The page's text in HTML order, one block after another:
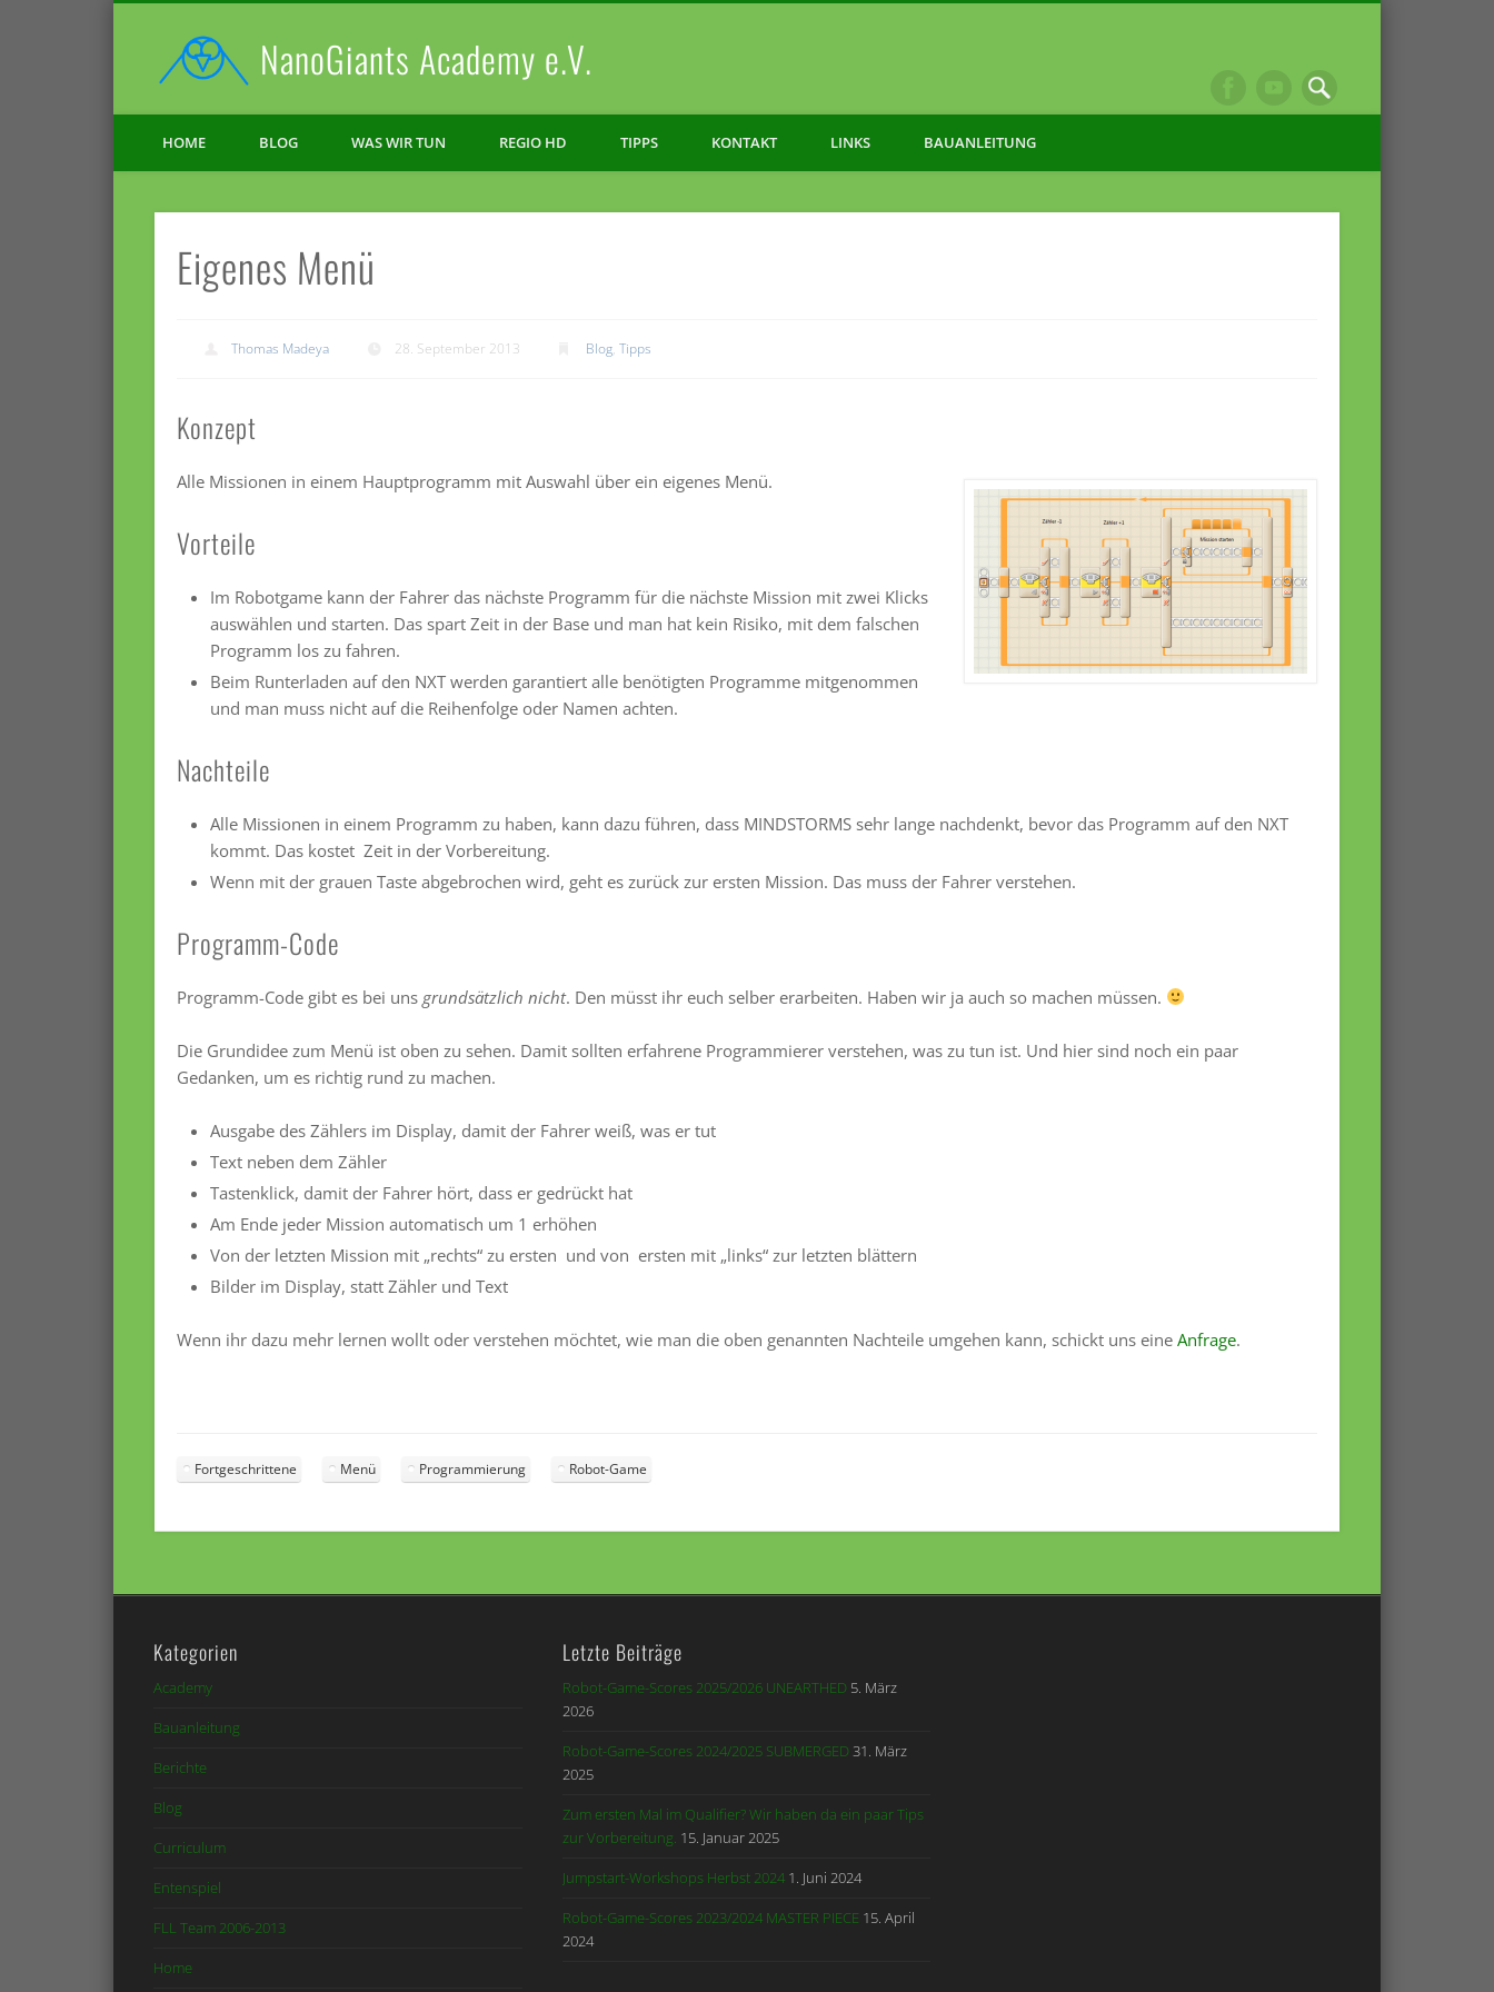
NanoGiants Academy e.V.
FacebookVimeo
HOME BLOG WAS WIR TUN REGIO HD TIPPS KONTAKT LINKS BAUANLEITUNG
Eigenes Menü
Thomas Madeya 28. September 2013 Blog, Tipps
Konzept
Alle Missionen in einem Hauptprogramm mit Auswahl über ein eigenes Menü.
Vorteile
Im Robotgame kann der Fahrer das nächste Programm für die nächste Mission mit zwei Klicks
auswählen und starten. Das spart Zeit in der Base und man hat kein Risiko, mit dem falschen
Programm los zu fahren.
Beim Runterladen auf den NXT werden garantiert alle benötigten Programme mitgenommen
und man muss nicht auf die Reihenfolge oder Namen achten.
Nachteile
Alle Missionen in einem Programm zu haben, kann dazu führen, dass MINDSTORMS sehr lange nachdenkt, bevor das Programm auf den NXT
kommt. Das kostet Zeit in der Vorbereitung.
Wenn mit der grauen Taste abgebrochen wird, geht es zurück zur ersten Mission. Das muss der Fahrer verstehen.
Programm-Code
Programm-Code gibt es bei uns grundsätzlich nicht. Den müsst ihr euch selber erarbeiten. Haben wir ja auch so machen müssen.
Die Grundidee zum Menü ist oben zu sehen. Damit sollten erfahrene Programmierer verstehen, was zu tun ist. Und hier sind noch ein paar
Gedanken, um es richtig rund zu machen.
Ausgabe des Zählers im Display, damit der Fahrer weiß, was er tut
Text neben dem Zähler
Tastenklick, damit der Fahrer hört, dass er gedrückt hat
Am Ende jeder Mission automatisch um 1 erhöhen
Von der letzten Mission mit „rechts“ zu ersten und von ersten mit „links“ zur letzten blättern
Bilder im Display, statt Zähler und Text
Wenn ihr dazu mehr lernen wollt oder verstehen möchtet, wie man die oben genannten Nachteile umgehen kann, schickt uns eine Anfrage.
Fortgeschrittene Menü Programmierung Robot-Game
Kategorien
Academy
Bauanleitung
Berichte
Blog
Curriculum
Entenspiel
FLL Team 2006-2013
Home
Letzte Beiträge
Robot-Game-Scores 2025/2026 UNEARTHED 5. März
2026
Robot-Game-Scores 2024/2025 SUBMERGED31. März
2025
Zum ersten Mal im Qualifier? Wir haben da ein paar Tips
zur Vorbereitung. 15. Januar 2025
Jumpstart-Workshops Herbst 2024 1. Juni 2024
Robot-Game-Scores 2023/2024 MASTER PIECE 15. April
2024